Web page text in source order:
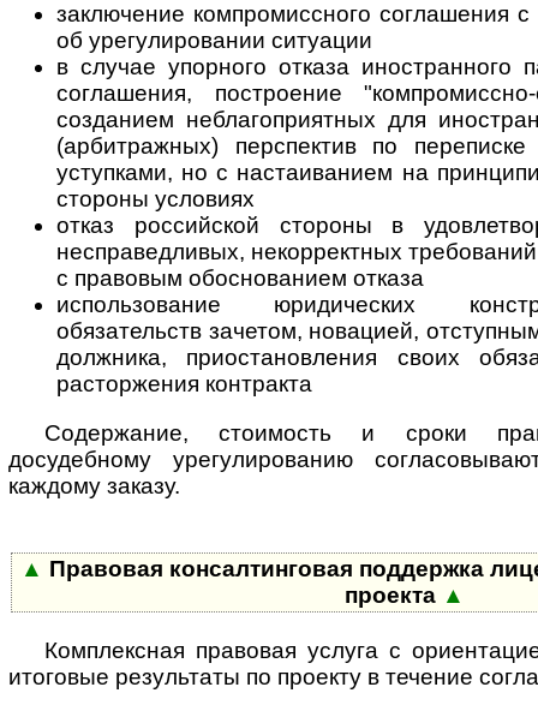
заключение компромиссного соглашения
об урегулировании ситуации
в случае упорного отказа иностранного
соглашения, построение
созданием неблагоприятных для
(арбитражных) перспектив по
уступками, но с настаиванием на
стороны условиях
отказ российской стороны в
несправедливых, некорректных
с правовым обоснованием отказа
использование юридических
обязательств зачетом, новацией,
должника, приостановления своих
расторжения контракта
Содержание, стоимость и сроки
досудебному урегулированию
каждому заказу.
▲ Правовая консалтинговая поддержка
проекта ▲
Комплексная правовая услуга с
итоговые результаты по проекту в течение